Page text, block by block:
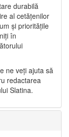
durabilă
al cetățenilor
și prioritățile
în
ne veți ajuta să
redactarea
Slatina.